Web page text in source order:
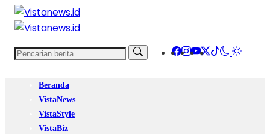
Beranda
VistaNews
VistaStyle
VistaBiz